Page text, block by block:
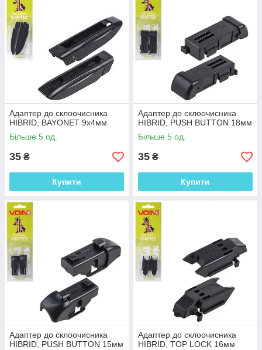
Адаптер до склоочисника
HIBRID, BAYONET 9х4мм
Більше 5 од.
35 ₴
Купити
Адаптер до склоочисника
HIBRID, PUSH BUTTON 18мм
Більше 5 од.
35 ₴
Купити
Адаптер до склоочисника
HIBRID, PUSH BUTTON 15мм
Адаптер до склоочисника
HIBRID, TOP LOCK 16мм